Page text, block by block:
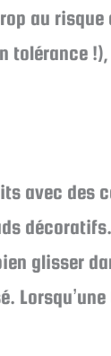
au risque
tolérance
avec des
glisser